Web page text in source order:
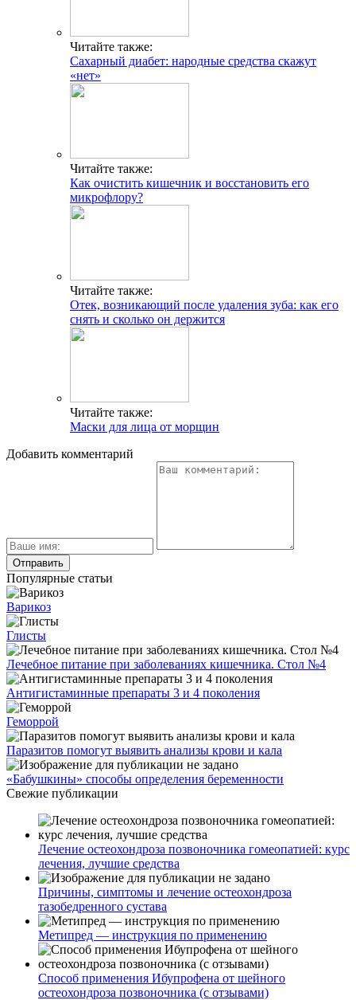
Читайте также:
Сахарный диабет: народные средства скажут
«нет»
Читайте также:
Как очистить кишечник и восстановить его
микрофлору?
Читайте также:
Отек, возникающий после удаления зуба: как его
снять и сколько он держится
Читайте также:
Маски для лица от морщин
Добавить комментарий
Популярные статьи
Варикоз
Глисты
Лечебное питание при заболеваниях кишечника. Стол №4
Антигистаминные препараты 3 и 4 поколения
Геморрой
Паразитов помогут выявить анализы крови и кала
«Бабушкины» способы определения беременности
Свежие публикации
Лечение остеохондроза позвоночника гомеопатией: курс
лечения, лучшие средства
Причины, симптомы и лечение остеохондроза
тазобедренного сустава
Метипред — инструкция по применению
Способ применения Ибупрофена от шейного
остеохондроза позвоночника (с отзывами)